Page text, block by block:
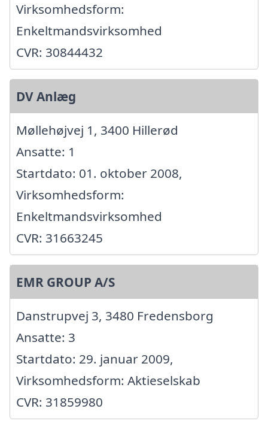
Virksomhedsform:
Enkeltmandsvirksomhed
CVR: 30844432
DV Anlæg
Møllehøjvej 1, 3400 Hillerød
Ansatte: 1
Startdato: 01. oktober 2008,
Virksomhedsform:
Enkeltmandsvirksomhed
CVR: 31663245
EMR GROUP A/S
Danstrupvej 3, 3480 Fredensborg
Ansatte: 3
Startdato: 29. januar 2009,
Virksomhedsform: Aktieselskab
CVR: 31859980